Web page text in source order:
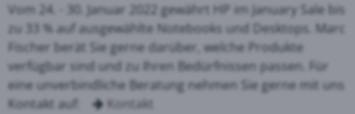
Vom 24. - 30. Januar 2022 gewährt HP im January Sale bis
zu 33 % auf ausgewählte Notebooks und Desktops. Marc
Fischer berät Sie gerne darüber, welche Produkte
verfügbar sind und zu Ihren Bedürfnissen passen. Für
eine unverbindliche Beratung nehmen Sie gerne mit uns
Kontakt auf:
Kontakt